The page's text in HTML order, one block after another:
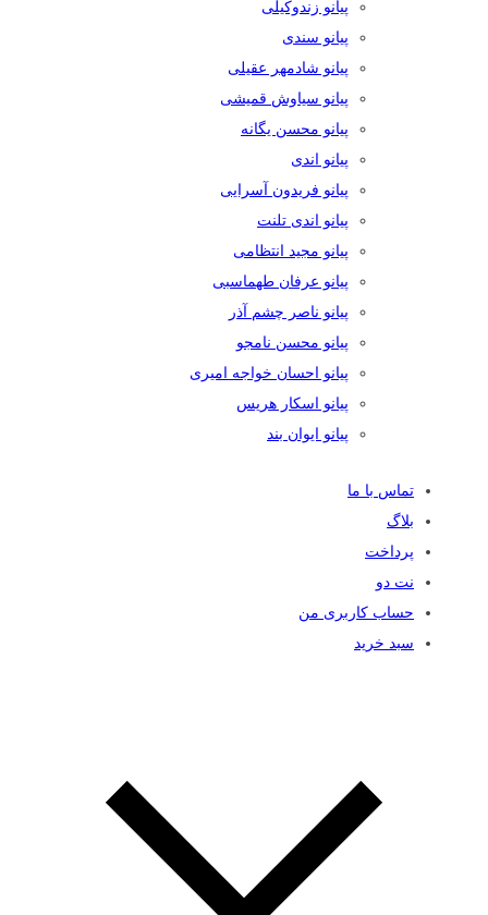
پیانو زندوکیلی
پیانو سندی
پیانو شادمهر عقیلی
پیانو سیاوش قمیشی
پیانو محسن یگانه
پیانو اندی
پیانو فریدون آسرایی
پیانو اندی تلنت
پیانو مجید انتظامی
پیانو عرفان طهماسبی
پیانو ناصر چشم آذر
پیانو محسن نامجو
پیانو احسان خواجه امیری
پیانو اسکار هریس
پیانو ایوان بند
تماس با ما
بلاگ
پرداخت
نت دو
حساب کاربری من
سبد خرید